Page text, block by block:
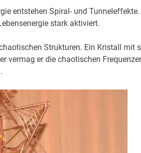
entstehen Spiral- und Tunneleffekte.
stark aktiviert.
Strukturen. Ein Kristall mit
vermag er die chaotischen